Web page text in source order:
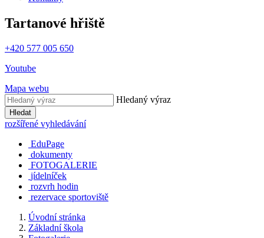
Tartanové hřiště
+420 577 005 650
Youtube
Mapa webu
Hledaný výraz
Hledat
rozšířené vyhledávání
EduPage
dokumenty
FOTOGALERIE
jídelníček
rozvrh hodin
rezervace sportoviště
Úvodní stránka
Základní škola